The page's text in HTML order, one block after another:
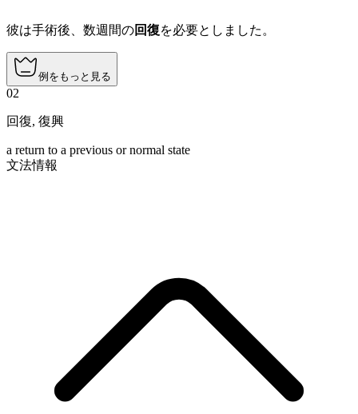
彼は手術後、数週間の回復を必要としました。
例をもっと見る
02
回復, 復興
a return to a previous or normal state
文法情報